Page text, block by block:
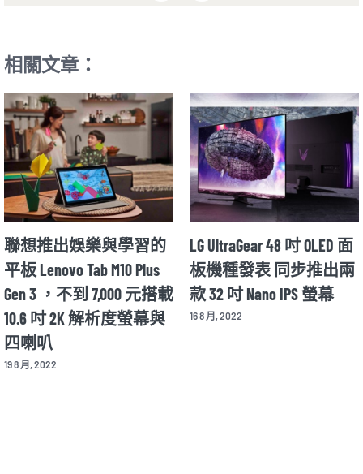
相關文章：
Motorola Razr 2022 年款將
在 8/11 公布細節 並同步
揭曉新款 X30 Pro 旗艦手
機
12 8 月, 2022
華碩推出全球首款具自
動色彩校正功能的專業
OLED 螢幕 Asus ProArt
Display OLED PA32DC